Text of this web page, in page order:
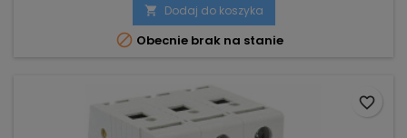
 Dodaj do koszyka
 Obecnie brak na stanie
favorite_border